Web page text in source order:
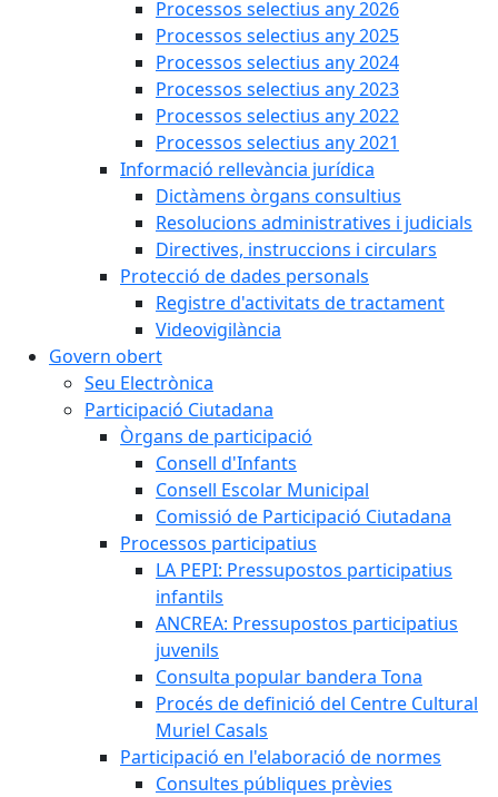
Processos selectius any 2026
Processos selectius any 2025
Processos selectius any 2024
Processos selectius any 2023
Processos selectius any 2022
Processos selectius any 2021
Informació rellevància jurídica
Dictàmens òrgans consultius
Resolucions administratives i judicials
Directives, instruccions i circulars
Protecció de dades personals
Registre d'activitats de tractament
Videovigilància
Govern obert
Seu Electrònica
Participació Ciutadana
Òrgans de participació
Consell d'Infants
Consell Escolar Municipal
Comissió de Participació Ciutadana
Processos participatius
LA PEPI: Pressupostos participatius
infantils
ANCREA: Pressupostos participatius
juvenils
Consulta popular bandera Tona
Procés de definició del Centre Cultural
Muriel Casals
Participació en l'elaboració de normes
Consultes públiques prèvies